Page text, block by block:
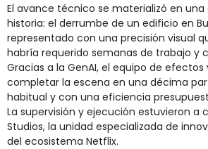
El avance técnico se materializó en
historia: el derrumbe de un edificio en
representado con una precisión visual
habría requerido semanas de trabajo y
Gracias a la GenAI, el equipo de efectos
completar la escena en una décima
habitual y con una eficiencia
La supervisión y ejecución estuvieron a
Studios, la unidad especializada de
del ecosistema Netflix.